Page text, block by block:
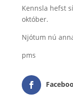
Kennsla hefst
október.
Njótum nú
pms